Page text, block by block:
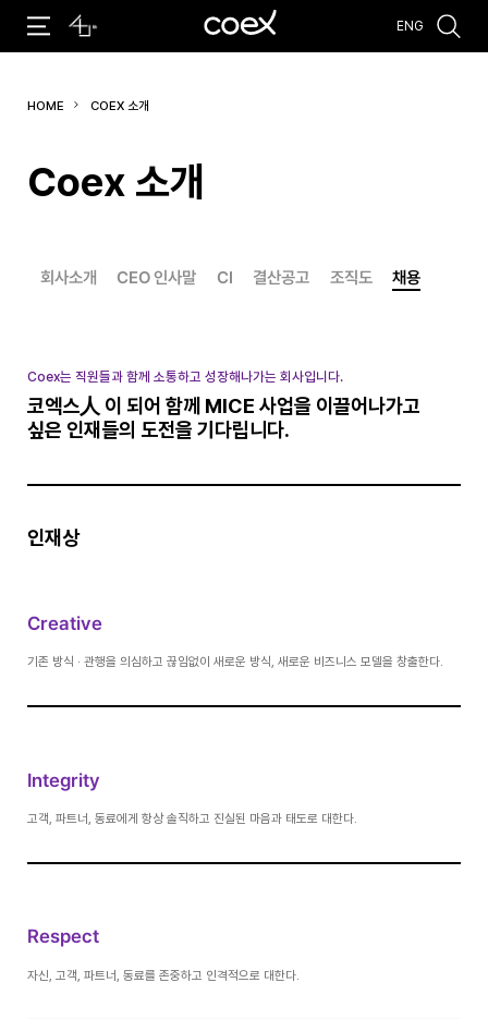
#주최 전시회
ENG
HOME COEX 소개
Coex 소개
회사소개 CEO 인사말 CI 결산공고 조직도 채용
Coex는 직원들과 함께 소통하고 성장해나가는 회사입니다.
코엑스人 이 되어 함께 MICE 사업을 이끌어나가고
싶은 인재들의 도전을 기다립니다.
인재상
Creative
기존 방식 · 관행을 의심하고 끊임없이 새로운 방식, 새로운 비즈니스 모델을 창출한다.
Integrity
고객, 파트너, 동료에게 항상 솔직하고 진실된 마음과 태도로 대한다.
Respect
자신, 고객, 파트너, 동료를 존중하고 인격적으로 대한다.